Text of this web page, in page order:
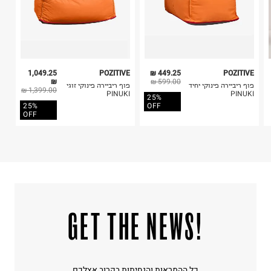
1,049.25
₪
1,399.00 ₪
25%
OFF
POZITIVE
פוף ריביירה פינוקי זוגי
PINUKI
449.25 ₪
599.00 ₪
25%
OFF
POZITIVE
פוף ריביירה פינוקי יחיד
PINUKI
!GET THE NEWS